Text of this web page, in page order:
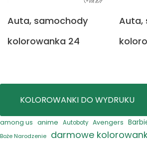
Auta, samochody
kolorowanka 24
Auta,
KOLOROWANKI DO WYDRUKU
among us anime Autoboty Avengers
Boże Narodzenie darmowe